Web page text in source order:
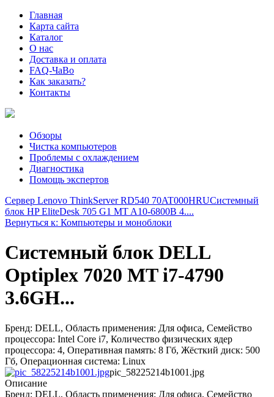
Главная
Карта сайта
Каталог
О нас
Доставка и оплата
FAQ-ЧаВо
Как заказать?
Контакты
Обзоры
Чистка компьютеров
Проблемы с охлаждением
Диагностика
Помощь экспертов
Сервер Lenovo ThinkServer RD540 70AT000HRUСистемный
блок HP EliteDesk 705 G1 MT A10-6800B 4....
Вернуться к: Компьютеры и моноблоки
Системный блок DELL
Optiplex 7020 MT i7-4790
3.6GH...
Бренд: DELL, Область применения: Для офиса, Семейство
процессора: Intel Core i7, Количество физических ядер
процессора: 4, Оперативная память: 8 Гб, Жёсткий диск: 500
Гб, Операционная система: Linux
pic_58225214b1001.jpg
Описание
Бренд: DELL, Область применения: Для офиса, Семейство